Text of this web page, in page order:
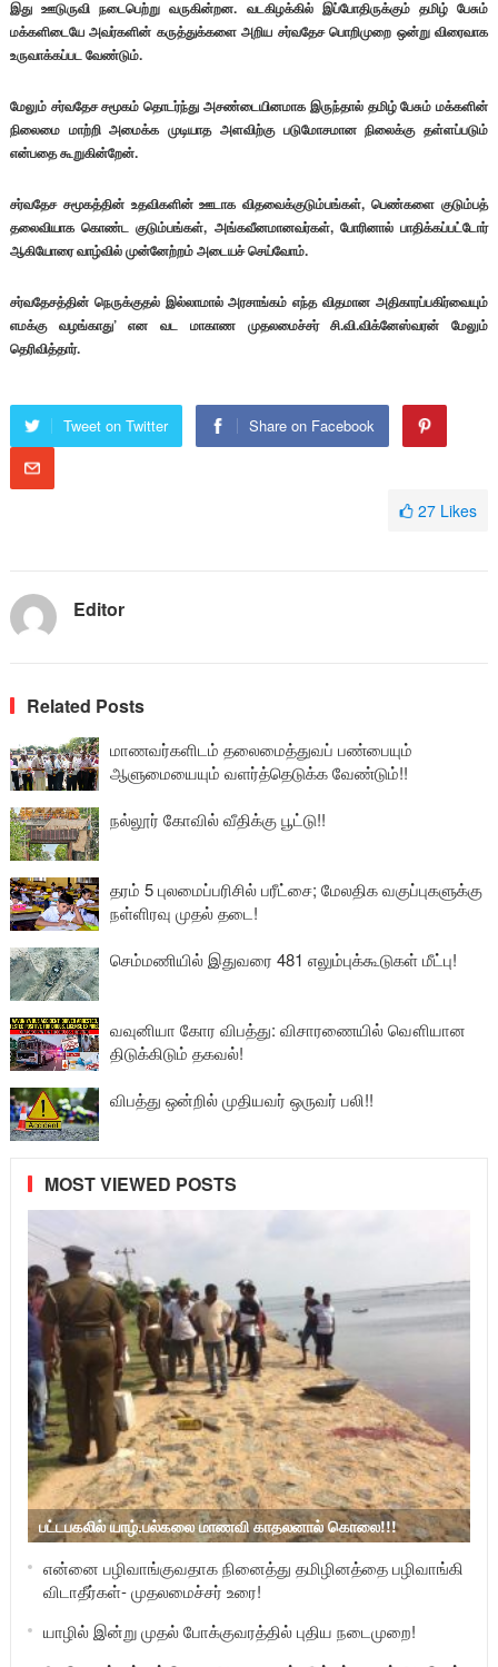
இது ஊடுருவி நடைபெற்று வருகின்றன. வடகிழக்கில் இப்போதிருக்கும் தமிழ் பேசும்
மக்களிடையே அவர்களின் கருத்துக்களை அறிய சர்வதேச பொறிமுறை ஒன்று விரைவாக
உருவாக்கப்பட வேண்டும்.
மேலும் சர்வதேச சமூகம் தொடர்ந்து அசண்டையினமாக இருந்தால் தமிழ் பேசும் மக்களின்
நிலைமை மாற்றி அமைக்க முடியாத அளவிற்கு படுமோசமான நிலைக்கு தள்ளப்படும்
என்பதை கூறுகின்றேன்.
சர்வதேச சமூகத்தின் உதவிகளின் ஊடாக விதவைக்குடும்பங்கள், பெண்களை குடும்பத்
தலைவியாக கொண்ட குடும்பங்கள், அங்கவீனமானவர்கள், போரினால் பாதிக்கப்பட்டோர்
ஆகியோரை வாழ்வில் முன்னேற்றம் அடையச் செய்வோம்.
சர்வதேசத்தின் நெருக்குதல் இல்லாமால் அரசாங்கம் எந்த விதமான அதிகாரப்பகிர்வையும்
எமக்கு வழங்காது’ என வட மாகாண முதலமைச்சர் சி.வி.விக்னேஸ்வரன் மேலும்
தெரிவித்தார்.
Tweet on Twitter Share on Facebook
27 Likes
Editor
Related Posts
மாணவர்களிடம் தலைமைத்துவப் பண்பையும்
ஆளுமையையும் வளர்த்தெடுக்க வேண்டும்!!
நல்லூர் கோவில் வீதிக்கு பூட்டு!!
தரம் 5 புலமைப்பரிசில் பரீட்சை; மேலதிக வகுப்புகளுக்கு
நள்ளிரவு முதல் தடை!
செம்மணியில் இதுவரை 481 எலும்புக்கூடுகள் மீட்பு!
வவுனியா கோர விபத்து: விசாரணையில் வௌியான
திடுக்கிடும் தகவல்!
விபத்து ஒன்றில் முதியவர் ஒருவர் பலி!!
MOST VIEWED POSTS
பட்டபகலில் யாழ்.பல்கலை மாணவி காதலனால் கொலை!!!
என்னை பழிவாங்குவதாக நினைத்து தமிழினத்தை பழிவாங்கி
விடாதீர்கள்- முதலமைச்சர் உரை!
யாழில் இன்று முதல் போக்குவரத்தில் புதிய நடைமுறை!